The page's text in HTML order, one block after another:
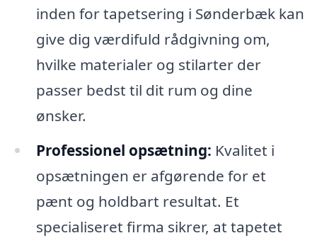
inden for tapetsering i Sønderbæk kan
give dig værdifuld rådgivning om,
hvilke materialer og stilarter der
passer bedst til dit rum og dine
ønsker.
Professionel opsætning: Kvalitet i
opsætningen er afgørende for et
pænt og holdbart resultat. Et
specialiseret firma sikrer, at tapetet